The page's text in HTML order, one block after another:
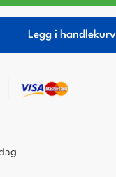
Legg i handlekurv